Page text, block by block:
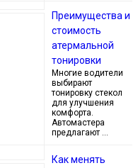
Преимущества и
стоимость
атермальной
тонировки
Многие водители
выбирают
тонировку стекол
для улучшения
комфорта.
Автомастера
предлагают …
Как менять